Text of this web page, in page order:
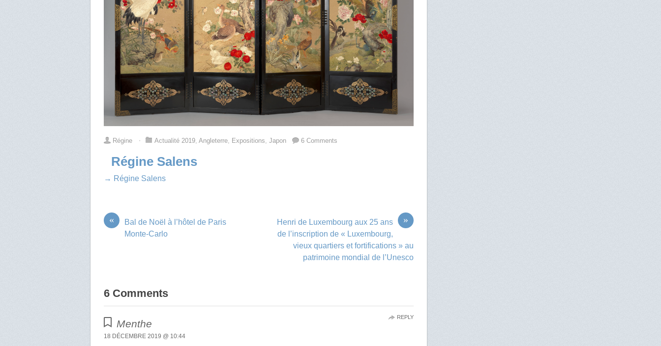
Régine ⋅ Actualité 2019,Angleterre, Expositions,Japon 6 Comments
Régine Salens
→ Régine Salens
«
Bal de Noël à l’hôtel de Paris
Monte-Carlo
»
Henri de Luxembourg aux 25 ans
de l’inscription de « Luxembourg,
vieux quartiers et fortifications » au
patrimoine mondial de l’Unesco
6 Comments
Menthe
18 DÉCEMBRE 2019 @ 10:44
REPLY